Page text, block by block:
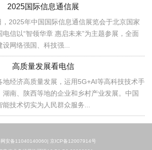
2025国际信息通信展
2025年中国国际信息通信展览会于北京国家
信以“智领华章 惠启未来”为主题参展，全面
网络强国、科技强...
高质量发展看电信
地经济高质量发展，运用5G+AI等高科技技术手
湖南、陕西等地的企业和乡村产业发展。中国
技术切实为人民群众服务...
网安备11040140060| 京ICP备12007914号